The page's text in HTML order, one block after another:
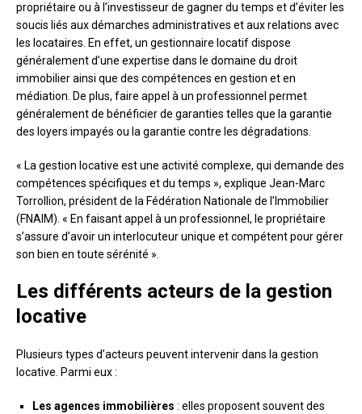
propriétaire ou à l’investisseur de gagner du temps et d’éviter les
soucis liés aux démarches administratives et aux relations avec
les locataires. En effet, un gestionnaire locatif dispose
généralement d’une expertise dans le domaine du droit
immobilier ainsi que des compétences en gestion et en
médiation. De plus, faire appel à un professionnel permet
généralement de bénéficier de garanties telles que la garantie
des loyers impayés ou la garantie contre les dégradations.
« La gestion locative est une activité complexe, qui demande des
compétences spécifiques et du temps », explique Jean-Marc
Torrollion, président de la Fédération Nationale de l’Immobilier
(FNAIM). « En faisant appel à un professionnel, le propriétaire
s’assure d’avoir un interlocuteur unique et compétent pour gérer
son bien en toute sérénité ».
Les différents acteurs de la gestion
locative
Plusieurs types d’acteurs peuvent intervenir dans la gestion
locative. Parmi eux :
Les agences immobilières : elles proposent souvent des